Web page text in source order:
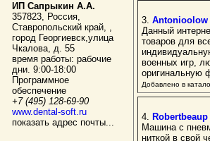
ИП Сапрыкин А.А.
357823, Россия,
Ставропольский край, ,
город Георгиевск,улица
Чкалова, д. 55
время работы: рабочие
дни. 9:00-18:00
Программное
обеспечение
+7 (495) 128-69-90
www.dental-soft.ru
показать адрес почты...
3. Antonioolow
Данный
товаров для
военных игр,
оригинальную
Добавлено в
4. Robertbeaup
Машина с
ниткой в свой